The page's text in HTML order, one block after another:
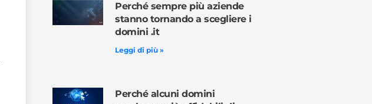
Perché sempre più aziende
stanno tornando a scegliere i
domini .it
Leggi di più »
Perché alcuni domini